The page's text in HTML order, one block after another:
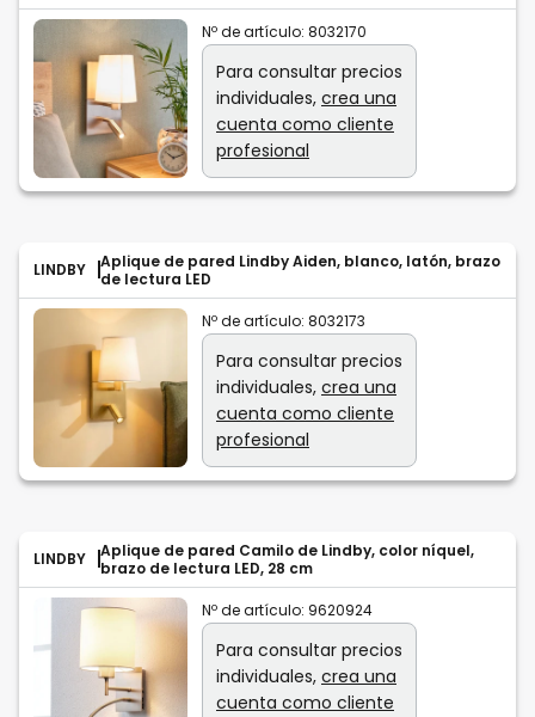
Nº de artículo: 8032170
Para consultar precios
individuales, crea una
cuenta como cliente
profesional
LINDBY
Aplique de pared Lindby Aiden, blanco, latón, brazo
de lectura LED
Nº de artículo: 8032173
Para consultar precios
individuales, crea una
cuenta como cliente
profesional
LINDBY
Aplique de pared Camilo de Lindby, color níquel,
brazo de lectura LED, 28 cm
Nº de artículo: 9620924
Para consultar precios
individuales, crea una
cuenta como cliente